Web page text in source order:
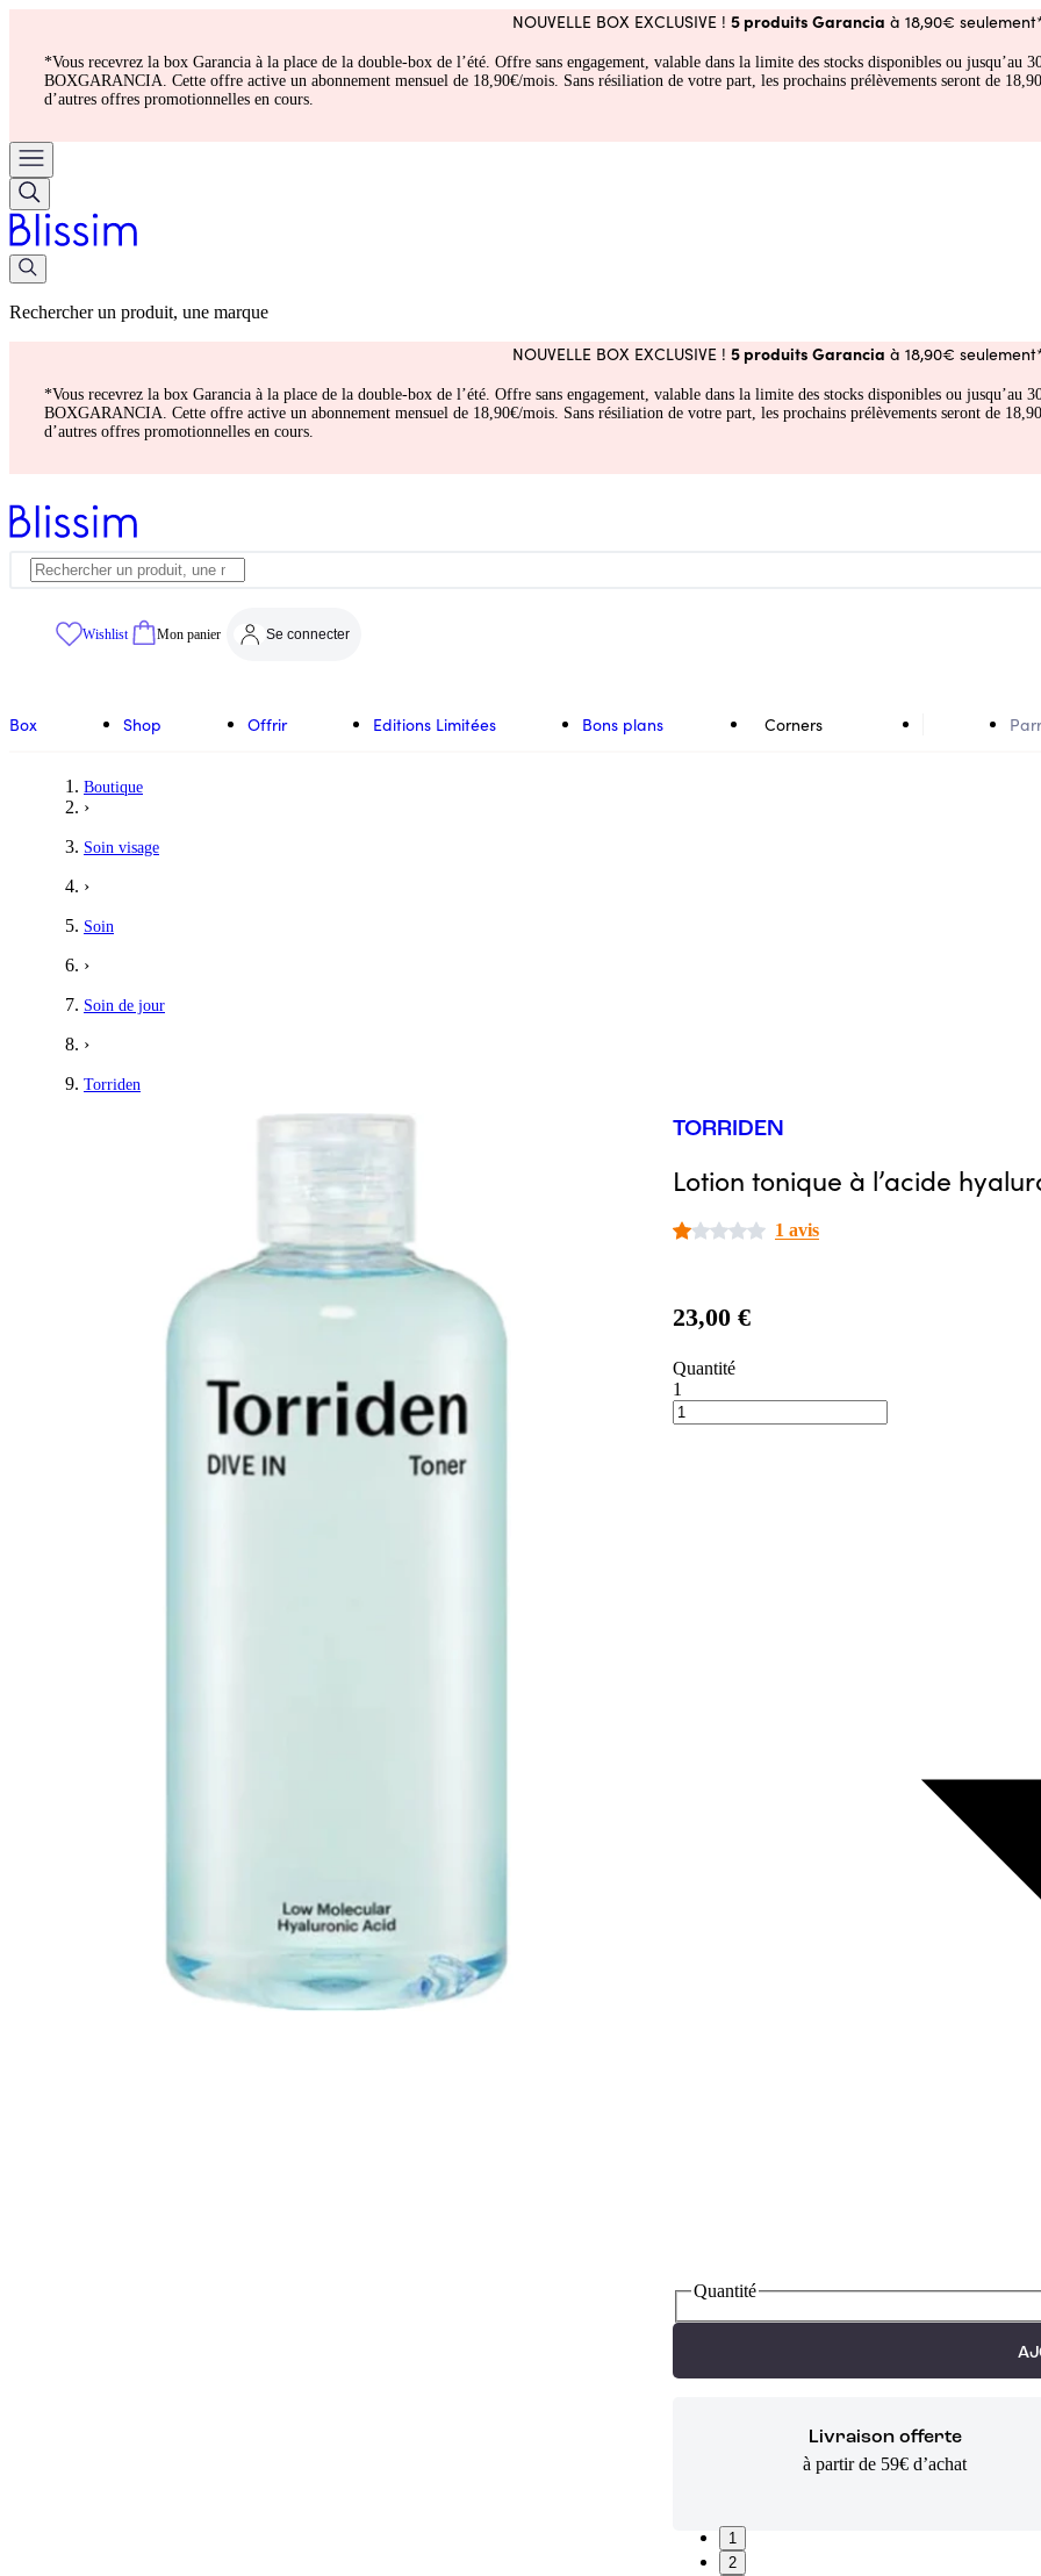
NOUVELLE BOX EXCLUSIVE ! 5 produits Garancia à 18,90€
*Vous recevrez la box Garancia à la place de la double-box de l’été. Offre sans engagement, valable dans la limite des stocks disponibles ou jusqu’au
BOXGARANCIA. Cette offre active un abonnement mensuel de 18,90€/mois. Sans résiliation de votre part, les prochains prélèvements seront de
d’autres offres promotionnelles en cours.
Rechercher un produit, une marque
NOUVELLE BOX EXCLUSIVE ! 5 produits Garancia à 18,90€
*Vous recevrez la box Garancia à la place de la double-box de l’été. Offre sans engagement, valable dans la limite des stocks disponibles ou jusqu’au
BOXGARANCIA. Cette offre active un abonnement mensuel de 18,90€/mois. Sans résiliation de votre part, les prochains prélèvements seront de
d’autres offres promotionnelles en cours.
Wishlist Mon panier Se connecter
Box Shop Offrir Editions Limitées Bons plans Corners
Boutique
›
Soin visage
›
Soin
›
Soin de jour
›
Torriden
TORRIDEN
Lotion tonique à l’acide
1 avis
23,00 €
Quantité
1
Quantité
Livraison offerte
à partir de 59€ d’achat
1
2